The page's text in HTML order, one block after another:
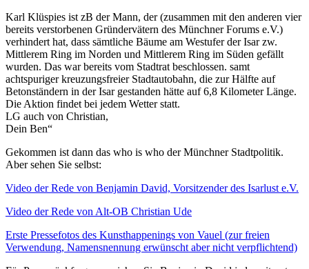
Karl Klüspies ist zB der Mann, der (zusammen mit den anderen vier
bereits verstorbenen Gründervätern des Münchner Forums e.V.)
verhindert hat, dass sämtliche Bäume am Westufer der Isar zw.
Mittlerem Ring im Norden und Mittlerem Ring im Süden gefällt
wurden. Das war bereits vom Stadtrat beschlossen. samt
achtspuriger kreuzungsfreier Stadtautobahn, die zur Hälfte auf
Betonständern in der Isar gestanden hätte auf 6,8 Kilometer Länge.
Die Aktion findet bei jedem Wetter statt.
LG auch von Christian,
Dein Ben“
Gekommen ist dann das who is who der Münchner Stadtpolitik.
Aber sehen Sie selbst:
Video der Rede von Benjamin David, Vorsitzender des Isarlust e.V.
Video der Rede von Alt-OB Christian Ude
Erste Pressefotos des Kunsthappenings von Vauel (zur freien
Verwendung, Namensnennung erwünscht aber nicht verpflichtend)